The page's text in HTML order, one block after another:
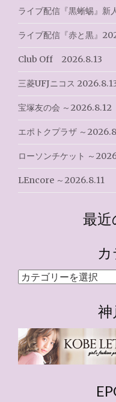
ン
ライブ配信『黒蜥蜴』新
ライブ配信『赤と黒』
Club Off 2026.8.13
三菱UFJニコス
宝塚友の会 ～2026.8.12
エポトクプラザ ～
ローソンチケット ～
LEncore ～2026.8.11
最近
カ
ー
神